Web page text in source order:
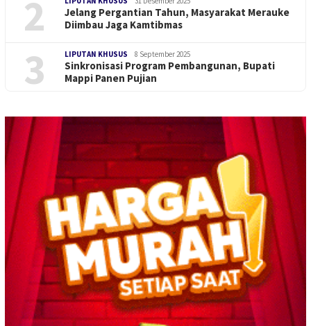
2
Jelang Pergantian Tahun, Masyarakat Merauke
Diimbau Jaga Kamtibmas
3 LIPUTAN KHUSUS 8 September 2025
Sinkronisasi Program Pembangunan, Bupati
Mappi Panen Pujian